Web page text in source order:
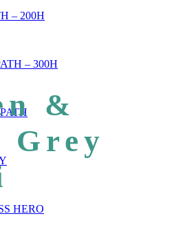
– 200H
– 300H
HERO
&